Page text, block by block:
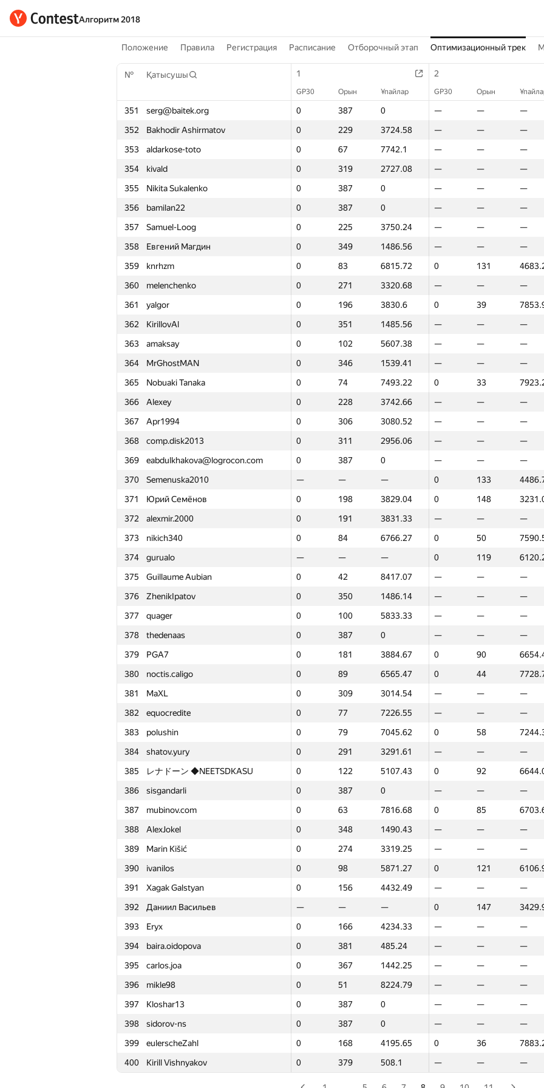
Алгоритм 2018
Положение Правила Регистрация Расписание Отборочный этап Оптимизационный трек
№ Қатысушы 1 2
GP30 Орын Ұпайлар GP30 Орын
351 serg@baitek.org 0 387 0 — — —
352
Bakhodir Ashirmatov 0 229 3724.58 — — —
353
aldarkose-toto 0 67 7742.1 — — —
354
kivald 0 319 2727.08 — — —
355
Nikita Sukalenko 0 387 0 — — —
356
bamilan22 0 387 0 — — —
357
Samuel-Loog 0 225 3750.24 — — —
358
Евгений Магдин 0 349 1486.56 — — —
359
knrhzm 0 83 6815.72 0 131
360
melenchenko 0 271 3320.68 — — —
361
yalgor 0 196 3830.6 0 39
362
KirillovAl 0 351 1485.56 — — —
363
amaksay 0 102 5607.38 — — —
364
MrGhostMAN 0 346 1539.41 — — —
365
Nobuaki Tanaka 0 74 7493.22 0 33
366
Alexey 0 228 3742.66 — — —
367
Apr1994 0 306 3080.52 — — —
368
comp.disk2013 0 311 2956.06 — — —
369
eabdulkhakova@logrocon.com 0 387 0 — — —
370
Semenuska2010 — — — 0 133
371
Юрий Семёнов 0 198 3829.04 0 148
372
alexmir.2000 0 191 3831.33 — — —
373
nikich340 0 84 6766.27 0 50
374
gurualo — — — 0 119
375
Guillaume Aubian 0 42 8417.07 — — —
376
ZhenikIpatov 0 350 1486.14 — — —
377
quager 0 100 5833.33 — — —
378
thedenaas 0 387 0 — — —
379
PGA7 0 181 3884.67 0 90
380
noctis.caligo 0 89 6565.47 0 44
381
MaXL 0 309 3014.54 — — —
382
equocredite 0 77 7226.55 — — —
383
polushin 0 79 7045.62 0 58
384
shatov.yury 0 291 3291.61 — — —
385
レナドーン ◆NEETSDKASU 0 122 5107.43 0 92
386
sisgandarli 0 387 0 — — —
387
mubinov.com 0 63 7816.68 0 85
388
AlexJokel 0 348 1490.43 — — —
389
Marin Kišić 0 274 3319.25 — — —
390
ivanilos 0 98 5871.27 0 121
391
Xagak Galstyan 0 156 4432.49 — — —
392
Даниил Васильев — — — 0 147
393
Eryx 0 166 4234.33 — — —
394
baira.oidopova 0 381 485.24 — — —
395
carlos.joa 0 367 1442.25 — — —
396
mikle98 0 51 8224.79 — — —
397
Kloshar13 0 387 0 — — —
398
sidorov-ns 0 387 0 — — —
399
eulerscheZahl 0 168 4195.65 0 36
400
Kirill Vishnyakov 0 379 508.1 — — —
№ 1
GP30 Орын Ұпайлар GP30 Орын
351 serg@baitek.org 0 387 0 — — —
352
Bakhodir Ashirmatov 0 229 3724.58 — — —
353
aldarkose-toto 0 67 7742.1 — — —
354
kivald 0 319 2727.08 — — —
355
Nikita Sukalenko 0 387 0 — — —
356
bamilan22 0 387 0 — — —
357
Samuel-Loog 0 225 3750.24 — — —
358
Евгений Магдин 0 349 1486.56 — — —
359
knrhzm 0 83 6815.72 0 131
360
melenchenko 0 271 3320.68 — — —
361
yalgor 0 196 3830.6 0 39
362
KirillovAl 0 351 1485.56 — — —
363
amaksay 0 102 5607.38 — — —
364
MrGhostMAN 0 346 1539.41 — — —
365
Nobuaki Tanaka 0 74 7493.22 0 33
366
Alexey 0 228 3742.66 — — —
367
Apr1994 0 306 3080.52 — — —
368
comp.disk2013 0 311 2956.06 — — —
369
eabdulkhakova@logrocon.com 0 387 0 — — —
370
Semenuska2010 — — — 0 133
371
Юрий Семёнов 0 198 3829.04 0 148
372
alexmir.2000 0 191 3831.33 — — —
373
nikich340 0 84 6766.27 0 50
374
gurualo — — — 0 119
375
Guillaume Aubian 0 42 8417.07 — — —
376
ZhenikIpatov 0 350 1486.14 — — —
377
quager 0 100 5833.33 — — —
0 —